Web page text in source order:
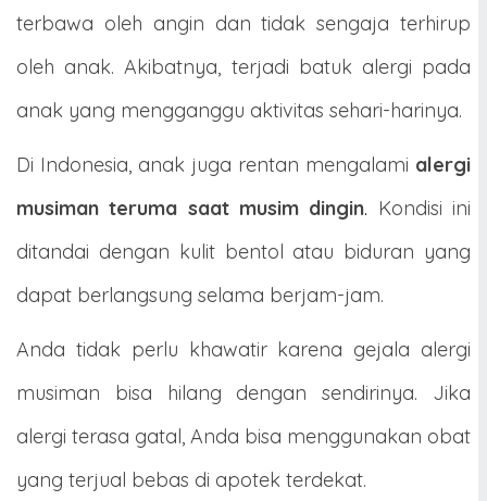
terbawa oleh angin dan tidak sengaja terhirup
oleh anak. Akibatnya, terjadi batuk alergi pada
anak yang mengganggu aktivitas sehari-harinya.
Di Indonesia, anak juga rentan mengalami alergi
musiman teruma saat musim dingin. Kondisi ini
ditandai dengan kulit bentol atau biduran yang
dapat berlangsung selama berjam-jam.
Anda tidak perlu khawatir karena gejala alergi
musiman bisa hilang dengan sendirinya. Jika
alergi terasa gatal, Anda bisa menggunakan obat
yang terjual bebas di apotek terdekat.